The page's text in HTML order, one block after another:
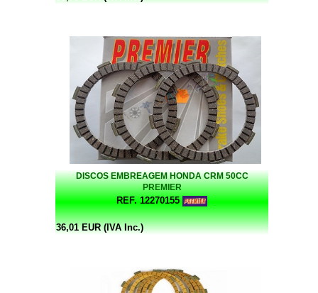
DISCOS EMBREAGEM HONDA CRM 50CC
PREMIER
REF. 12270155
36,01 EUR (IVA Inc.)